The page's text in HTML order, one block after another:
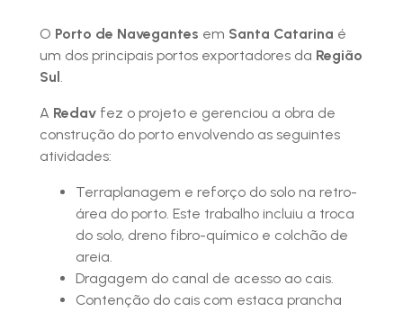
O Porto de Navegantes em Santa Catarina é
um dos principais portos exportadores da Região
Sul.
A Redav fez o projeto e gerenciou a obra de
construção do porto envolvendo as seguintes
atividades:
Terraplanagem e reforço do solo na retro-
área do porto. Este trabalho incluiu a troca
do solo, dreno fibro-químico e colchão de
areia.
Dragagem do canal de acesso ao cais.
Contenção do cais com estaca prancha